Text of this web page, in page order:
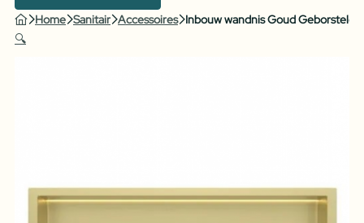
Home Sanitair Accessoires Inbouw wandnis Goud Geborsteld
🔍